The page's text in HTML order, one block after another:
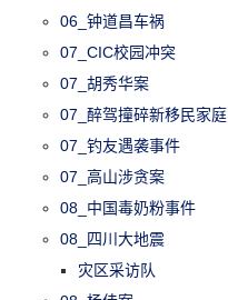
06_钟道昌车祸
07_CIC校园冲突
07_胡秀华案
07_醉驾撞碎新移民家庭
07_钓友遇袭事件
07_高山涉贪案
08_中国毒奶粉事件
08_四川大地震
灾区采访队